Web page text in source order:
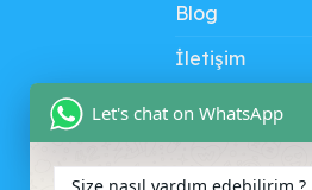
Blog
İletişim
Let's chat on WhatsApp